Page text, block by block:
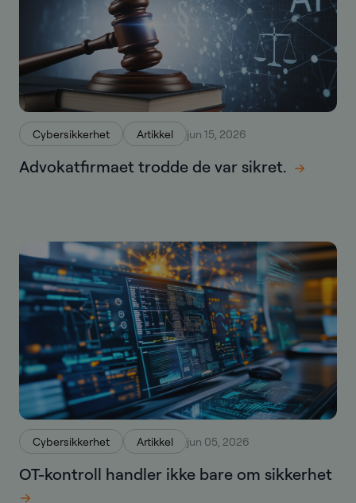
Cybersikkerhet Artikkel jun 15, 2026
Advokatfirmaet trodde de var sikret.
Cybersikkerhet Artikkel jun 05, 2026
OT-kontroll handler ikke bare om sikkerhet